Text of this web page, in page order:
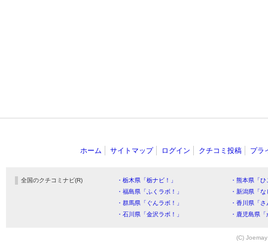
ホーム サイトマップ ログイン クチコミ投稿 プラ
全国のクチコミナビ(R) ・栃木県「栃ナビ！」
・熊本県「
・福島県「ふくラボ！」
・新潟県「
・群馬県「ぐんラボ！」
・香川県「
・石川県「金沢ラボ！」
・鹿児島県
(C)